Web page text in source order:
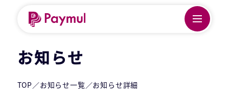
お知らせ
TOP／お知らせ一覧／お知らせ詳細